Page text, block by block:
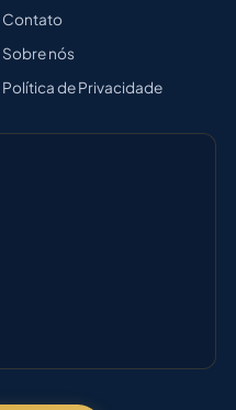
Contato
Sobre nós
Política de Privacidade